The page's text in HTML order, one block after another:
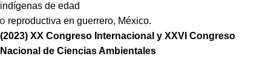
indígenas de edad
o reproductiva en guerrero, México.
(2023) XX Congreso Internacional y XXVI Congreso
Nacional de Ciencias Ambientales